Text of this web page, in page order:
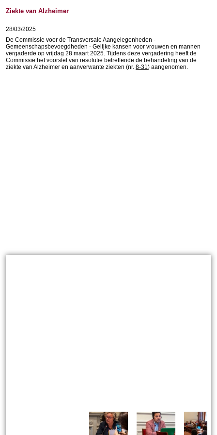
Ziekte van Alzheimer
28/03/2025
De Commissie voor de Transversale Aangelegenheden -
Gemeenschapsbevoegdheden - Gelijke kansen voor vrouwen en mannen
vergaderde op vrijdag 28 maart 2025. Tijdens deze vergadering heeft de
Commissie het voorstel van resolutie betreffende de behandeling van de
ziekte van Alzheimer en aanverwante ziekten (nr. 8-31) aangenomen.